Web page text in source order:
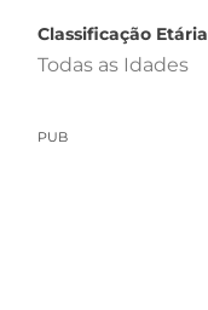
Classificação Etária
Todas as Idades
PUB